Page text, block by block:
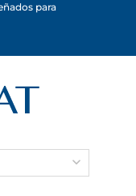
para